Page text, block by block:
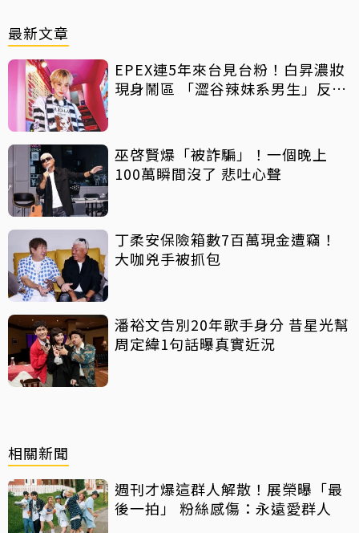
最新文章
EPEX連5年來台見台粉！白昇濃妝
現身鬧區 「澀谷辣妹系男生」反差
巫啓賢爆「被詐騙」！一個晚上
100萬瞬間沒了 悲吐心聲
丁柔安保險箱數7百萬現金遭竊！
大咖兇手被抓包
潘裕文告別20年歌手身分 昔星光幫
周定緯1句話曝真實近況
相關新聞
週刊才爆這群人解散！展榮曝「最
後一拍」 粉絲感傷：永遠愛群人